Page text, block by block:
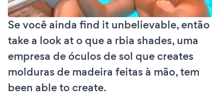
Se você ainda find it unbelievable, então
take a look at o que a rbia shades, uma
empresa de óculos de sol que creates
molduras de madeira feitas à mão, tem
been able to create.